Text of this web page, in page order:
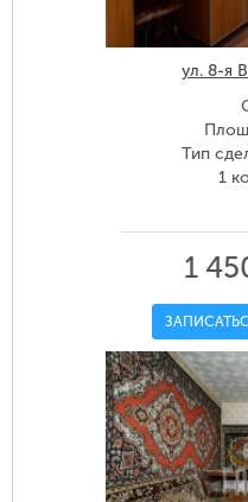
ул. 8-я
Тип
1
1